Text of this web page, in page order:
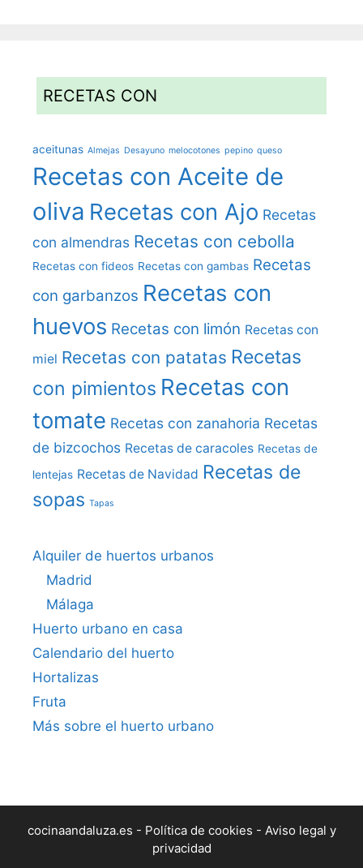
RECETAS CON
aceitunas Almejas Desayuno melocotones pepino queso
Recetas con Aceite de
oliva Recetas con Ajo Recetas
con almendras Recetas con cebolla
Recetas con fideos Recetas con gambas Recetas
con garbanzos Recetas con
huevos Recetas con limón Recetas con
miel Recetas con patatas Recetas
con pimientos Recetas con
tomate Recetas con zanahoria Recetas
de bizcochos Recetas de caracoles Recetas de
lentejas Recetas de Navidad Recetas de
sopas Tapas
Alquiler de huertos urbanos
Madrid
Málaga
Huerto urbano en casa
Calendario del huerto
Hortalizas
Fruta
Más sobre el huerto urbano
cocinaandaluza.es - Política de cookies - Aviso legal y
privacidad